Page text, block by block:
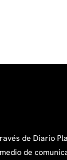
de Diario
de